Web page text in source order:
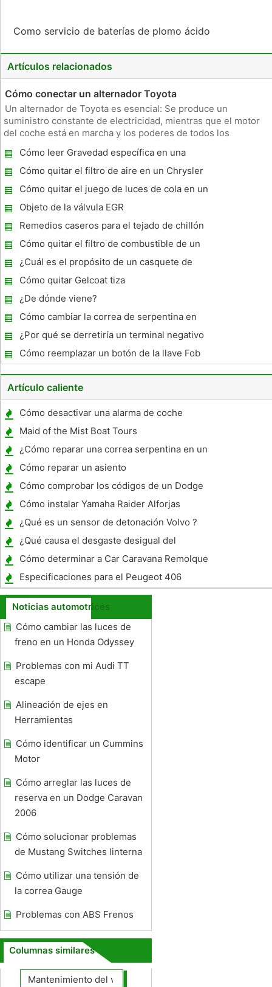
Como servicio de baterías de plomo ácido
Artículos relacionados
Cómo conectar un alternador Toyota
Un alternador de Toyota es esencial: Se produce un
suministro constante de electricidad, mientras que el motor
del coche está en marcha y los poderes de todos los
batería de su coche. El diseño de un alternador de Toyota es
similar a la de cualqu
Cómo leer Gravedad específica en una
batería
Cómo quitar el filtro de aire en un Chrysler
300M
Cómo quitar el juego de luces de cola en un
Chevy Tahoe 1999
Objeto de la válvula EGR
Remedios caseros para el tejado de chillón
en un carro de golf
Cómo quitar el filtro de combustible de un
1995 Saturn SL2
¿Cuál es el propósito de un casquete de
gas?
Cómo quitar Gelcoat tiza
¿De dónde viene?
Cómo cambiar la correa de serpentina en
un Toyota Matrix
¿Por qué se derretiría un terminal negativo
de la batería?
Cómo reemplazar un botón de la llave Fob
Artículo caliente
Cómo desactivar una alarma de coche
Chrysler
Maid of the Mist Boat Tours
¿Cómo reparar una correa serpentina en un
Nissan Altima 2001
Cómo reparar un asiento
Cómo comprobar los códigos de un Dodge
Durango 2000
Cómo instalar Yamaha Raider Alforjas
¿Qué es un sensor de detonación Volvo ?
¿Qué causa el desgaste desigual del
neumático?
Cómo determinar a Car Caravana Remolque
Peso
Especificaciones para el Peugeot 406
Noticias automotrices
Cómo cambiar las luces de
freno en un Honda Odyssey
Problemas con mi Audi TT
escape
Alineación de ejes en
Herramientas
Cómo identificar un Cummins
Motor
Cómo arreglar las luces de
reserva en un Dodge Caravan
2006
Cómo solucionar problemas
de Mustang Switches linterna
Cómo utilizar una tensión de
la correa Gauge
Problemas con ABS Frenos
Columnas similares
Mantenimiento del vehículo